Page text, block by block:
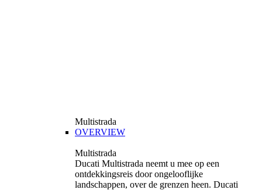
Multistrada
OVERVIEW
Multistrada
Ducati Multistrada neemt u mee op een
ontdekkingsreis door ongelooflijke
landschappen, over de grenzen heen. Ducati